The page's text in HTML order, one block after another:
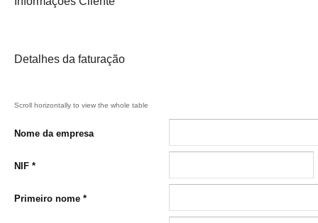
Detalhes da faturação
Nome da empresa
NIF *
Primeiro nome *